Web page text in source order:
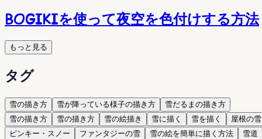
BOGIKIを使って夜空を色付けする方法
もっと見る
タグ
雪の描き方 雪が降っている様子の描き方
雪だるまの描き方
雪の描き方
雪の描き方 雪の絵描き 雪に描く 雪を描く
屋根の雪
ピンキー・スノー
ファンタジーの雪 雪の絵を簡単に描く方法
雪道